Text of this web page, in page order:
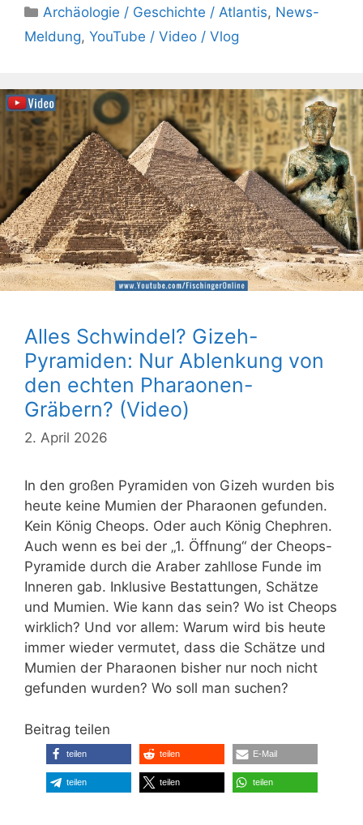
Kategorien
Archäologie / Geschichte / Atlantis, News-
Meldung, YouTube / Video / Vlog
Alles Schwindel? Gizeh-
Pyramiden: Nur Ablenkung von
den echten Pharaonen-
Gräbern? (Video)
2. April 2026
In den großen Pyramiden von Gizeh wurden bis
heute keine Mumien der Pharaonen gefunden.
Kein König Cheops. Oder auch König Chephren.
Auch wenn es bei der „1. Öffnung“ der Cheops-
Pyramide durch die Araber zahllose Funde im
Inneren gab. Inklusive Bestattungen, Schätze
und Mumien. Wie kann das sein? Wo ist Cheops
wirklich? Und vor allem: Warum wird bis heute
immer wieder vermutet, dass die Schätze und
Mumien der Pharaonen bisher nur noch nicht
gefunden wurden? Wo soll man suchen?
Beitrag teilen
teilen teilen E-Mail
teilen teilen teilen